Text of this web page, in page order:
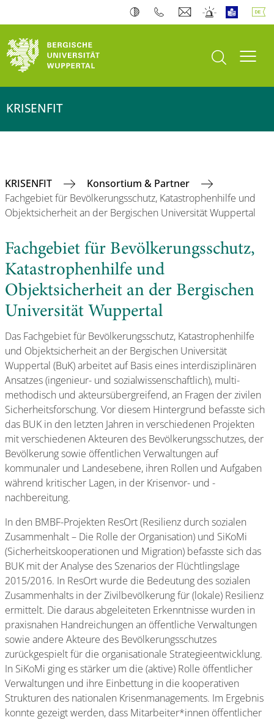
Suche öffnen
KRISENFIT
KRISENFIT
Konsortium & Partner
Fachgebiet für Bevölkerungsschutz, Katastrophenhilfe und
Objektsicherheit an der Bergischen Universität Wuppertal
Fachgebiet für Bevölkerungsschutz,
Katastrophenhilfe und
Objektsicherheit an der Bergischen
Universität Wuppertal
Das Fachgebiet für Bevölkerungsschutz, Katastrophenhilfe
und Objektsicherheit an der Bergischen Universität
Wuppertal (BuK) arbeitet auf Basis eines interdisziplinären
Ansatzes (ingenieur- und sozialwissenschaftlich), multi-
methodisch und akteursübergreifend, an Fragen der zivilen
Sicherheitsforschung. Vor diesem Hintergrund befasste sich
das BUK in den letzten Jahren in verschiedenen Projekten
mit verschiedenen Akteuren des Bevölkerungsschutzes, der
Bevölkerung sowie öffentlichen Verwaltungen auf
kommunaler und Landesebene, ihren Rollen und Aufgaben
während kritischer Lagen, in der Krisenvor- und -
nachbereitung.
In den BMBF-Projekten ResOrt (Resilienz durch sozialen
Zusammenhalt – Die Rolle der Organisation) und SiKoMi
(Sicherheitskooperationen und Migration) befasste sich das
BUK mit der Analyse des Szenarios der Flüchtlingslage
2015/2016. In ResOrt wurde die Bedeutung des sozialen
Zusammenhalts in der Zivilbevölkerung für (lokale) Resilienz
ermittelt. Die daraus abgeleiteten Erkenntnisse wurden in
praxisnahen Handreichungen an öffentliche Verwaltungen
sowie andere Akteure des Bevölkerungsschutzes
zurückgespielt für die organisationale Strategieentwicklung.
In SiKoMi ging es stärker um die (aktive) Rolle öffentlicher
Verwaltungen und ihre Einbettung in die kooperativen
Strukturen des nationalen Krisenmanagements. Im Ergebnis
konnte gezeigt werden, dass Mitarbeiter*innen öffentlicher